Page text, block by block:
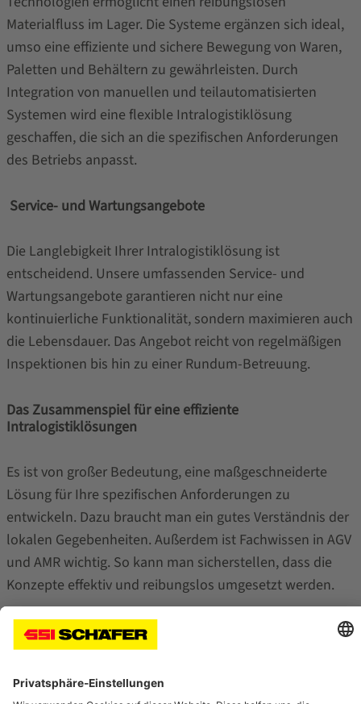
Materialfluss im Lager. Die Systeme ergänzen sich ideal,
umso eine effiziente und sichere Bewegung von Waren,
Paletten und Behältern zu gewährleisten. Durch
Integration von manuellen und teilautomatisierten
Systemen wird eine flexible Intralogistiklösung
geschaffen, die sich an die spezifischen Anforderungen
des Betriebs anpasst.
Service- und Wartungsangebote
Die Langlebigkeit Ihrer Intralogistiklösung ist
entscheidend. Unsere umfassenden Service- und
Wartungsangebote garantieren nicht nur eine
kontinuierliche Funktionalität, sondern maximieren auch
die Lebensdauer. Das Angebot reicht von regelmäßigen
Inspektionen bis hin zu einer Rundum-Betreuung.
Das Zusammenspiel für eine effiziente
Intralogistiklösungen
Es ist von großer Bedeutung, eine maßgeschneiderte
Lösung für Ihre spezifischen Anforderungen zu
entwickeln. Dazu braucht man ein gutes Verständnis der
lokalen Gegebenheiten. Außerdem ist Fachwissen in AGV
und AMR wichtig. So kann man sicherstellen, dass die
Konzepte effektiv und reibungslos umgesetzt werden.
Zunächst müssen Bestandsgebäude und die manuellen
Prozesse genau analysiert und verstanden werden. Dabei
ist es von entscheidender Bedeutung, den